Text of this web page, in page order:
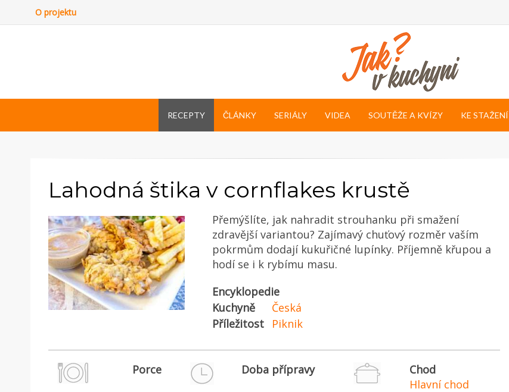
O projektu
RECEPTY ČLÁNKY SERIÁLY VIDEA SOUTĚŽE A KVÍZY KE STAŽENÍ
Lahodná štika v cornflakes krustě
Přemýšlíte, jak nahradit strouhanku při smažení
zdravější variantou? Zajímavý chuťový rozměr vaším
pokrmům dodají kukuřičné lupínky. Příjemně křupou a
hodí se i k rybímu masu.
Encyklopedie
Kuchyně
Česká
Příležitost
Piknik
Porce Doba přípravy
Chod
Hlavní chod